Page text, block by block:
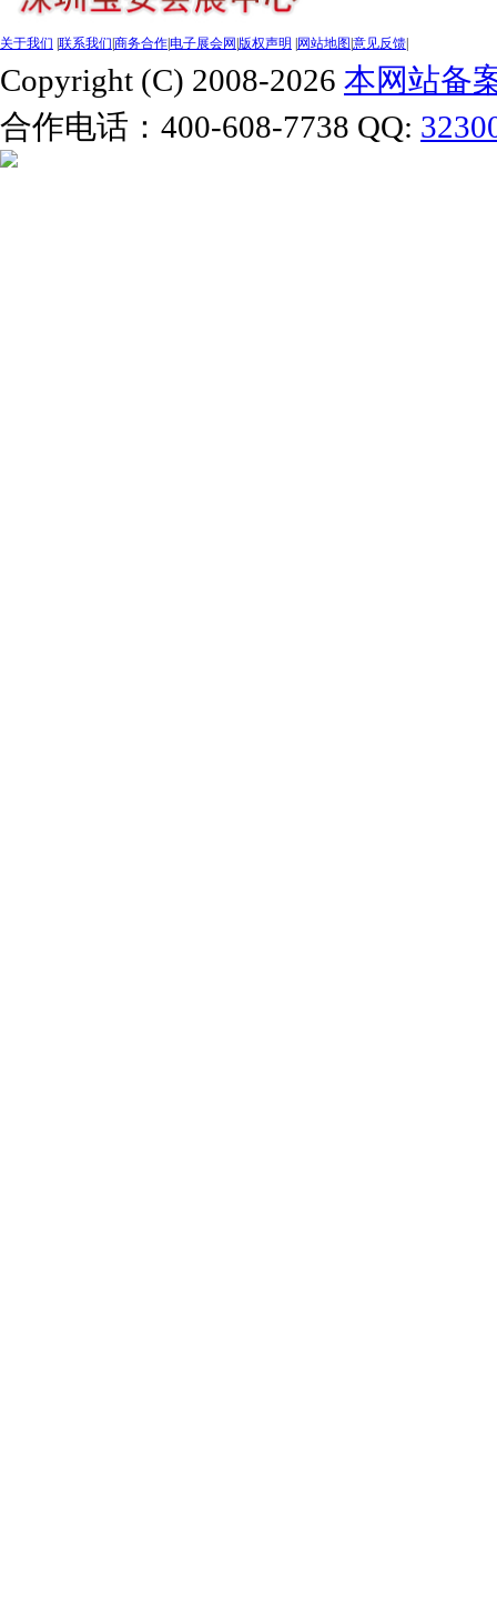
关于我们 联系我们 商务合作电子展会网 版权声明 网站地图 意见反馈
Copyright (C) 2008-2026 本网站备
合作电话：400-608-7738 QQ: